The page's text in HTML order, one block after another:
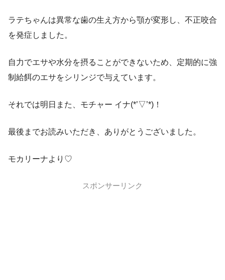
ラテちゃんは異常な歯の生え方から顎が変形し、不正咬合
を発症しました。
自力でエサや水分を摂ることができないため、定期的に強
制給餌のエサをシリンジで与えています。
それでは明日また、モチャー イナ(*’▽’*)！
最後までお読みいただき、ありがとうございました。
モカリーナより♡
スポンサーリンク